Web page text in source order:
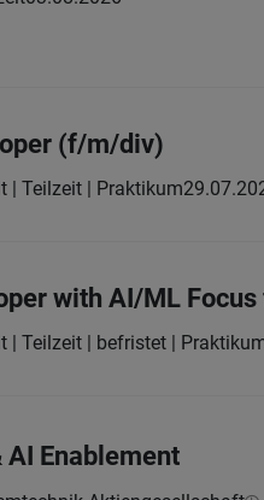
(f/m/div)
| Teilzeit | Praktikum
with AI/ML
| Teilzeit | befristet |
Enablement